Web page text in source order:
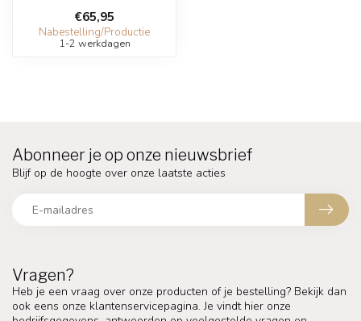
€65,95
Nabestelling/Productie
1-2 werkdagen
Vragen?
Heb je een vraag over onze producten of je bestelling? Bekijk dan
ook eens onze klantenservicepagina. Je vindt hier onze
Abonneer je op onze nieuwsbrief
Blijf op de hoogte over onze laatste acties